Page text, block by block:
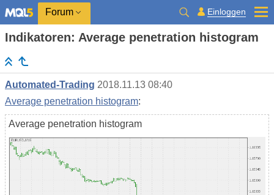
Forum Einloggen
Indikatoren: Average penetration histogram
Automated-Trading 2018.11.13 08:40
Average penetration histogram:
Average penetration histogram